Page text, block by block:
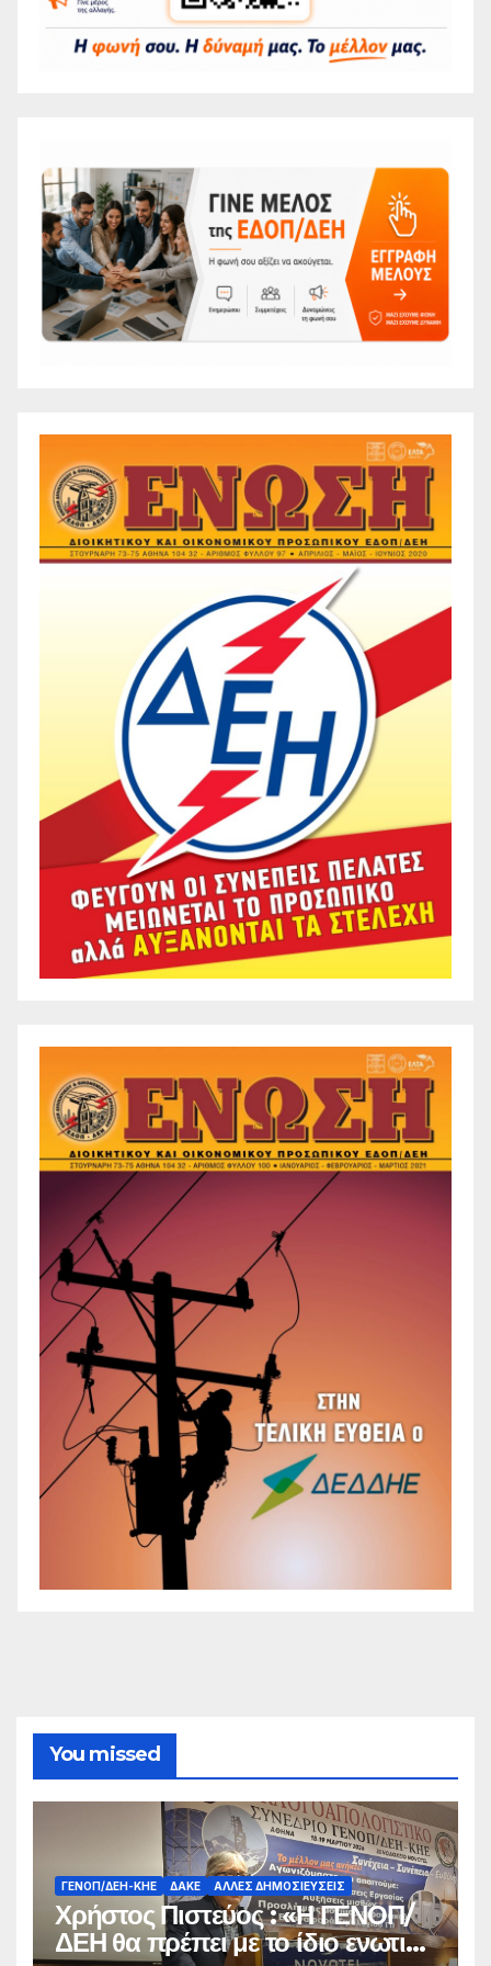
You missed
ΓΕΝΟΠ/ΔΕΗ-ΚΗΕ ΔΑΚΕ ΆΛΛΕΣ ΔΗΜΟΣΙΕΎΣΕΙΣ
Χρήστος Πιστεύος : «Η ΓΕΝΟΠ/
ΔΕΗ θα πρέπει με το ίδιο ενωτικό